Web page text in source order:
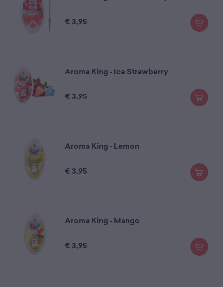
€ 3,95
Aroma King - Ice Strawberry
€ 3,95
Aroma King - Lemon
€ 3,95
Aroma King - Mango
€ 3,95